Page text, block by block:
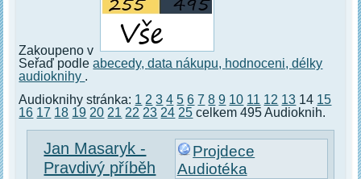
Zakoupeno v
Seřaď podleabecedy,data nákupu, hodnoceni,délky
audioknihy .
Audioknihy stránka: 1 2 3 4 5 6 7 8 9 10 11 12 13 14 15
16 17 18 19 20 21 22 23 24 25 celkem 495 Audioknih.
Projdece
Audiotéka
Jan Masaryk -
Pravdivý příběh